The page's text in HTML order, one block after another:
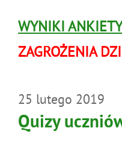
WYNIKI
ZAGROŻENIA
25 lutego 2019
Quizy